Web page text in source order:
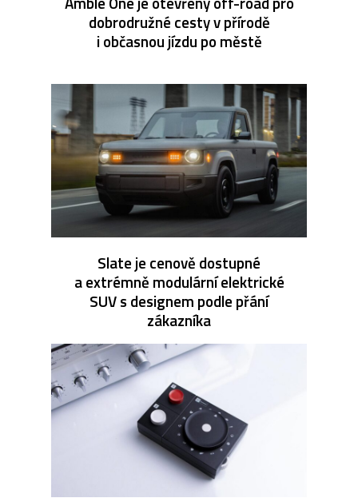
dobrodružné cesty v přírodě
i občasnou jízdu po městě
Slate je cenově dostupné
a extrémně modulární elektrické
SUV s designem podle přání
zákazníka